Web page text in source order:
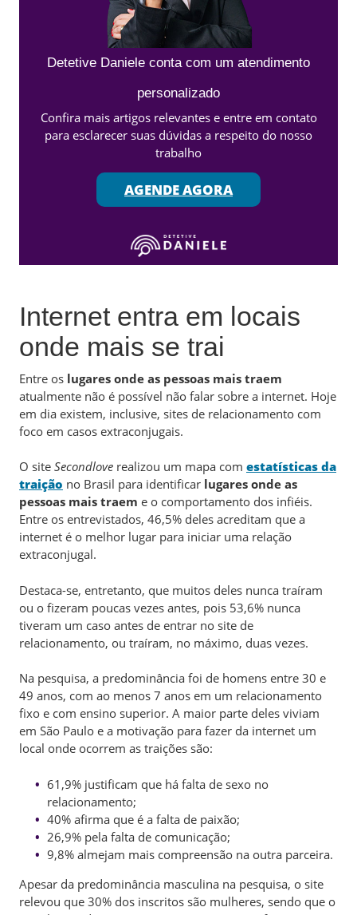
Detetive Daniele conta com um atendimento
personalizado
Confira mais artigos relevantes e entre em contato
para esclarecer suas dúvidas a respeito do nosso
trabalho
AGENDE AGORA
Internet entra em locais
onde mais se trai
Entre os lugares onde as pessoas mais traem
atualmente não é possível não falar sobre a internet. Hoje
em dia existem, inclusive, sites de relacionamento com
foco em casos extraconjugais.
O site Secondlove realizou um mapa com estatísticas da
traição no Brasil para identificar lugares onde as
pessoas mais traem e o comportamento dos infiéis.
Entre os entrevistados, 46,5% deles acreditam que a
internet é o melhor lugar para iniciar uma relação
extraconjugal.
Destaca-se, entretanto, que muitos deles nunca traíram
ou o fizeram poucas vezes antes, pois 53,6% nunca
tiveram um caso antes de entrar no site de
relacionamento, ou traíram, no máximo, duas vezes.
Na pesquisa, a predominância foi de homens entre 30 e
49 anos, com ao menos 7 anos em um relacionamento
fixo e com ensino superior. A maior parte deles viviam
em São Paulo e a motivação para fazer da internet um
local onde ocorrem as traições são:
61,9% justificam que há falta de sexo no
relacionamento;
40% afirma que é a falta de paixão;
26,9% pela falta de comunicação;
9,8% almejam mais compreensão na outra parceira.
Apesar da predominância masculina na pesquisa, o site
relevou que 30% dos inscritos são mulheres, sendo que o